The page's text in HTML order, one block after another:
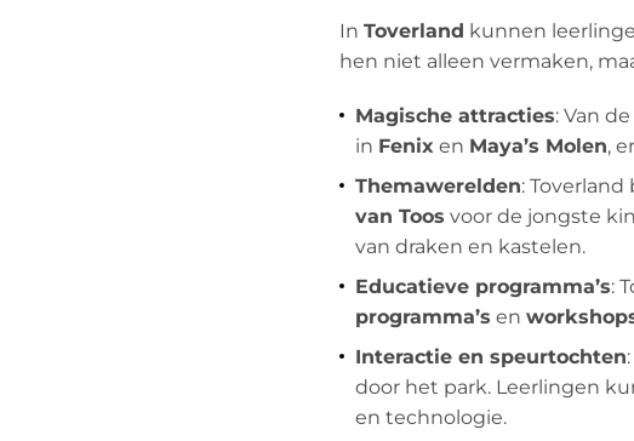
In Toverland kunnen
hen niet alleen vermaken,
Magische attracties: Van de
in Fenix en Maya’s Molen,
Themawerelden:
van Toos voor de jongste
van draken en kastelen.
Educatieve programma’s:
programma’s en
Interactie en speurtochten
door het park. Leerlingen
en technologie.